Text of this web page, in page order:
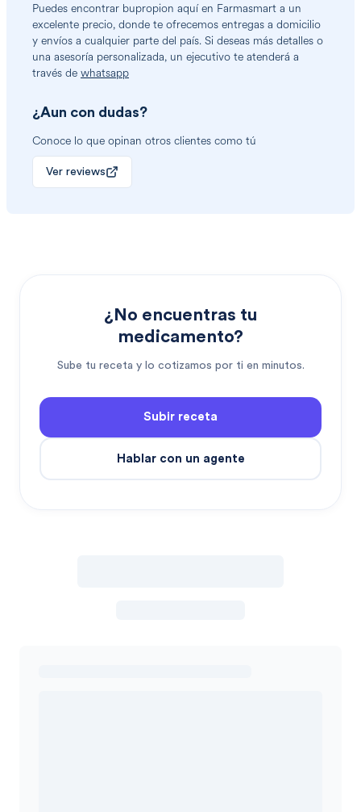
Puedes encontrar bupropion aquí en Farmasmart a un
excelente precio, donde te ofrecemos entregas a domicilio
y envíos a cualquier parte del país. Si deseas más detalles o
una asesoría personalizada, un ejecutivo te atenderá a
través de whatsapp
¿Aun con dudas?
Conoce lo que opinan otros clientes como tú
Ver reviews
¿No encuentras tu
medicamento?
Sube tu receta y lo cotizamos por ti en minutos.
Subir receta
Hablar con un agente